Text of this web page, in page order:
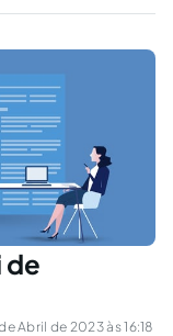
de
Abril de 2023 às 16:18